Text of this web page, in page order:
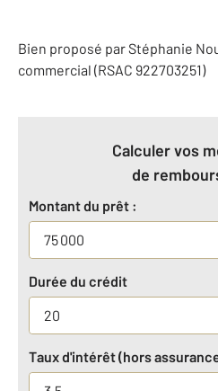
Bien proposé parStéphanie
commercial (RSAC 922703251)
Calculer vos
de
Montant du prêt :
Durée du crédit
Taux d'intérêt (hors